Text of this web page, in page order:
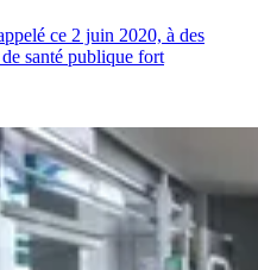
ce 2 juin 2020, à des
santé publique fort